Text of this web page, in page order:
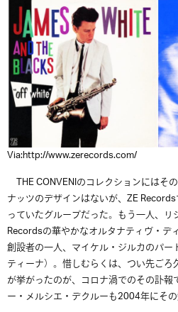
Via:http://www.zerecords.com/
THE CONVENIのコレクションにはそ
ナッツのデザインはないが、ZE
っていたグループだった。もう一人、
Recordsの華やかなオルタナティヴ・デ
創設者の一人、マイケル・ジルカのパ
ティーナ）。惜しむらくは、つい先ご
が挙がったのが、コロナ渦でのその訃
ー・メルシエ・デクルーも2004年にそ